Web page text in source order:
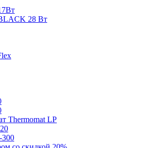
28 Вт
Thermomat LP
300